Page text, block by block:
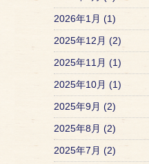
2026年1月 (1)
2025年12月 (2)
2025年11月 (1)
2025年10月 (1)
2025年9月 (2)
2025年8月 (2)
2025年7月 (2)